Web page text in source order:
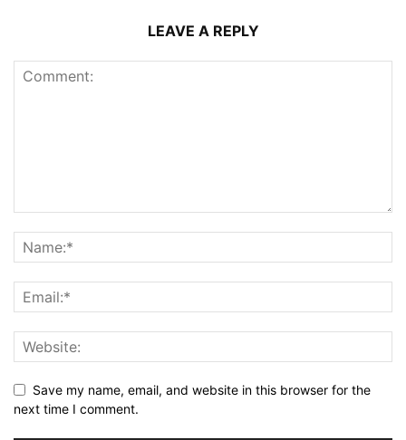
LEAVE A REPLY
Save my name, email, and website in this browser for the
next time I comment.